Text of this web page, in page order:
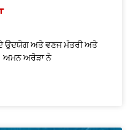
ਉਦਯੋਗ ਅਤੇ ਵਣਜ ਮੰਤਰੀ ਅਤੇ
ਅਮਨ ਅਰੋੜਾ ਨੇ